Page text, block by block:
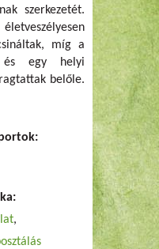
szerkezetét.
míg a
és egy helyi
belőle.
ésszel, mint idővel!